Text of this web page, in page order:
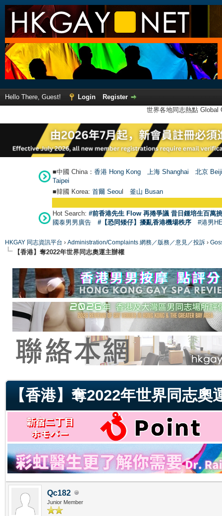
Hello There, Guest! Login
Register
世界各地同志熱點
■中國 China： 香港 Hong Kong 上海 Shanghai
北京
Taipei
■韓國 Korea: 首爾 Seoul 釜山 Busan
Hot Search: #前香港先生 Flow 再捲爭議 昔日鍾培生百萬
國泰男男廣告
#【恐同矮仔】擾亂香港機場秩序 #港男
HKGAY 同志資訊平台 › Administration/Complaints 網務／版務／意見／投訴 ›
【香港】奪2022年世界同志奧運主辦權
【香港】奪2022年世界同志奧
Qc182
Junior Member